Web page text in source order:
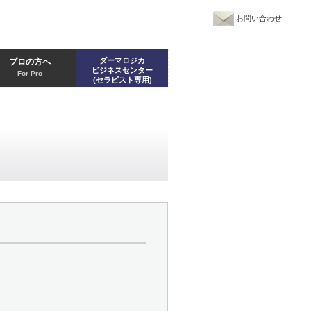
お問い合わせ
プロの方へ
For Pro
ダーマロジカ
ビジネスセンター
(セラピスト専用)